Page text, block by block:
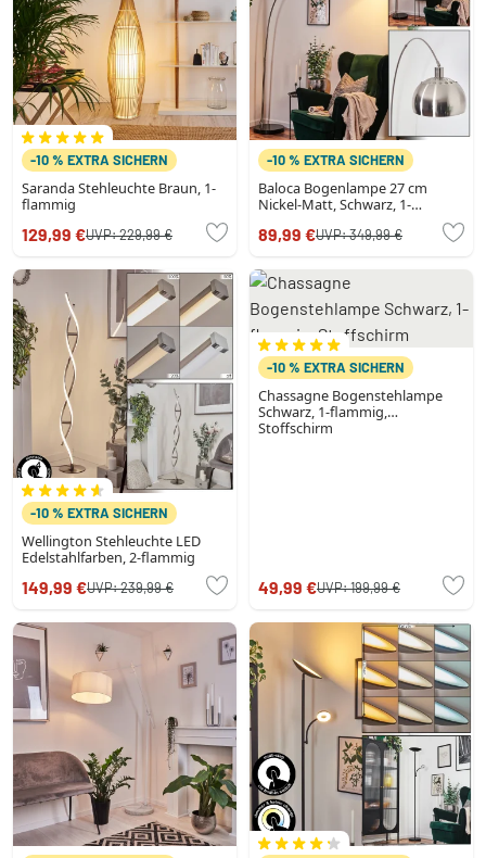
-10 % EXTRA SICHERN
Saranda Stehleuchte Braun, 1-
flammig
129,99 €UVP:229,99 €
-10 % EXTRA SICHERN
Baloca Bogenlampe 27 cm
Nickel-Matt, Schwarz, 1-
89,99 €UVP:349,99 €
-10 % EXTRA SICHERN
Wellington Stehleuchte LED
Edelstahlfarben, 2-flammig
149,99 €UVP:239,99 €
-10 % EXTRA SICHERN
Chassagne Bogenstehlampe
Schwarz, 1-flammig,
Stoffschirm
49,99 €UVP:199,99 €